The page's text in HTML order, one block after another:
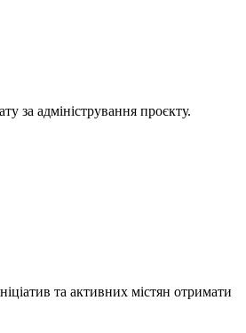
за адміністрування проєкту.
та активних містян отримати